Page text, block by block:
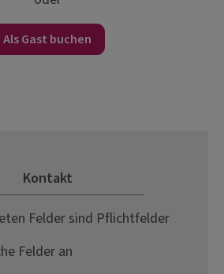
Als Gast buchen
Kontakt
Felder sind Pflichtfelder
Felder an